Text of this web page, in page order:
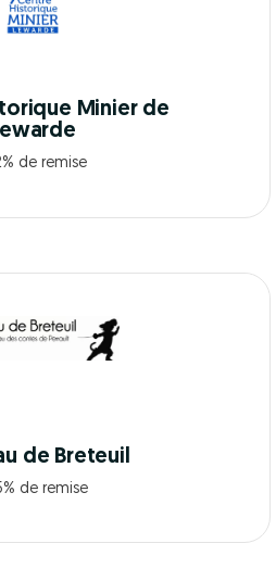
Minier de
de remise
de Breteuil
de remise